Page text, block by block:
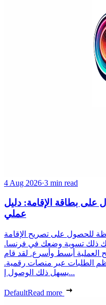
4 Aug 2026·3 min read
بطاقة الإقامة: دليل
عملي
للحصول على تصريح الإقامة
ذلك تسوية وضعك في فرنسا.
العملية أبسط وأسرع. لقد قام
الطلبات عبر منصات رقمية.
يسهل ذلك الوصول إ...
DefaultRead more